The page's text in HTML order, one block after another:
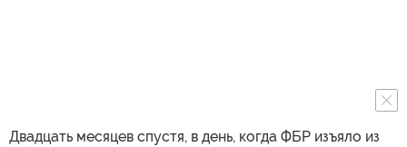
Двадцать месяцев спустя, в день, когда ФБР изъяло из